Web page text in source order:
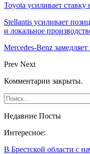
Toyota усиливает
Stellantis усиливает
и локальное
Mercedes-Benz
Prev Next
Комментарии закрыты.
Недавние Посты
Интересное:
В Брестской области с